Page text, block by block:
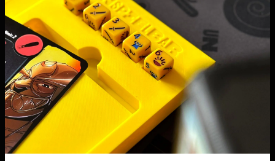
points | Score Tracker
Podcast
Impressum
Datenschutzerklärung
Widerrufsrecht &
Widerrufsformular
Allgemeine
Geschäftsbedingungen